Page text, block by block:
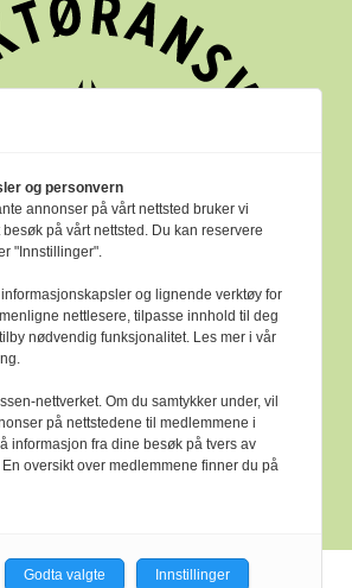
arbeider etterVer Varsam -
reglar for god presseskikk.
og personvern
annonser på vårt nettsted bruker vi
på vårt nettsted. Du kan reservere
"Innstillinger".
og lignende verktøy for
nettlesere, tilpasse innhold til deg
nødvendig funksjonalitet. Les mer i vår
nettverket. Om du samtykker under, vil
på nettstedene til medlemmene i
informasjon fra dine besøk på tvers av
oversikt over medlemmene finner du på
Godta valgte Innstillinger